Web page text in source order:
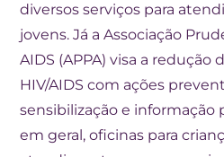
diversos serviços para
jovens. Já a Associação
AIDS (APPA) visa a redução
HIV/AIDS com ações
sensibilização e informação
em geral, oficinas para